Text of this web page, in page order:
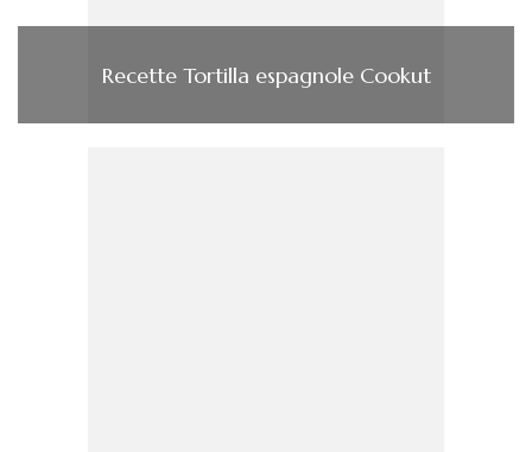
Recette Tortilla espagnole Cookut